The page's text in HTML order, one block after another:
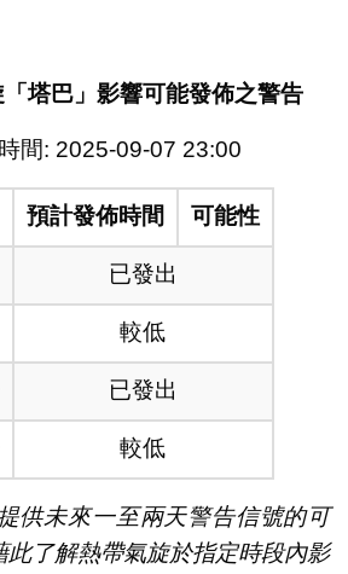
塔巴」影響可能發佈之警告
間: 2025-09-07 23:00
預計發佈時間 可能性
已發出
較低
已發出
較低
供未來一至兩天警告信號的可
此了解熱帶氣旋於指定時段內影